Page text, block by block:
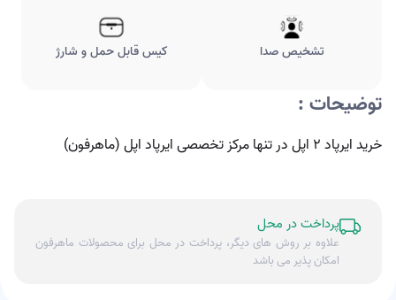
تشخیص صدا کیس قابل حمل و شارژ
توضیحات :
خريد ايرپاد ٢ اپل در تنها مركز تخصصى ايرپاد اپل (ماهرفون)
پرداخت در محل
علاوه بر روش های دیگر، پرداخت در محل برای محصولات ماهرفون
امکان پذیر می باشد